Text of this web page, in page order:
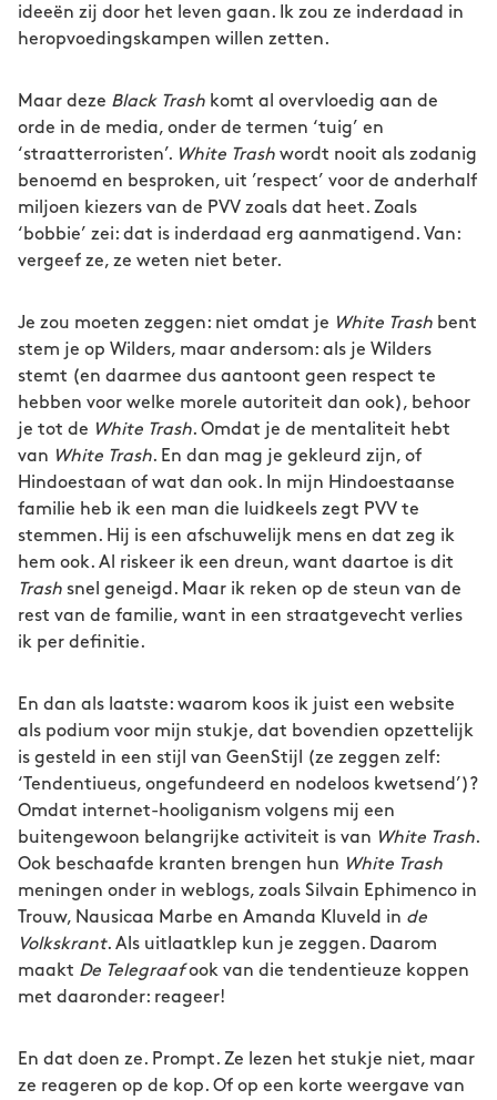
ideeën zij door het leven gaan. Ik zou ze inderdaad in
heropvoedingskampen willen zetten.
Maar deze Black Trash komt al overvloedig aan de
orde in de media, onder de termen ‘tuig’ en
‘straatterroristen’. White Trash wordt nooit als zodanig
benoemd en besproken, uit ’respect’ voor de anderhalf
miljoen kiezers van de PVV zoals dat heet. Zoals
‘bobbie’ zei: dat is inderdaad erg aanmatigend. Van:
vergeef ze, ze weten niet beter.
Je zou moeten zeggen: niet omdat je White Trash bent
stem je op Wilders, maar andersom: als je Wilders
stemt (en daarmee dus aantoont geen respect te
hebben voor welke morele autoriteit dan ook), behoor
je tot de White Trash. Omdat je de mentaliteit hebt
van White Trash. En dan mag je gekleurd zijn, of
Hindoestaan of wat dan ook. In mijn Hindoestaanse
familie heb ik een man die luidkeels zegt PVV te
stemmen. Hij is een afschuwelijk mens en dat zeg ik
hem ook. Al riskeer ik een dreun, want daartoe is dit
Trash snel geneigd. Maar ik reken op de steun van de
rest van de familie, want in een straatgevecht verlies
ik per definitie.
En dan als laatste: waarom koos ik juist een website
als podium voor mijn stukje, dat bovendien opzettelijk
is gesteld in een stijl van GeenStijl (ze zeggen zelf:
‘Tendentiueus, ongefundeerd en nodeloos kwetsend’)?
Omdat internet-hooliganism volgens mij een
buitengewoon belangrijke activiteit is van White Trash.
Ook beschaafde kranten brengen hun White Trash
meningen onder in weblogs, zoals Silvain Ephimenco in
Trouw, Nausicaa Marbe en Amanda Kluveld in de
Volkskrant. Als uitlaatklep kun je zeggen. Daarom
maakt De Telegraafook van die tendentieuze koppen
met daaronder: reageer!
En dat doen ze. Prompt. Ze lezen het stukje niet, maar
ze reageren op de kop. Of op een korte weergave van